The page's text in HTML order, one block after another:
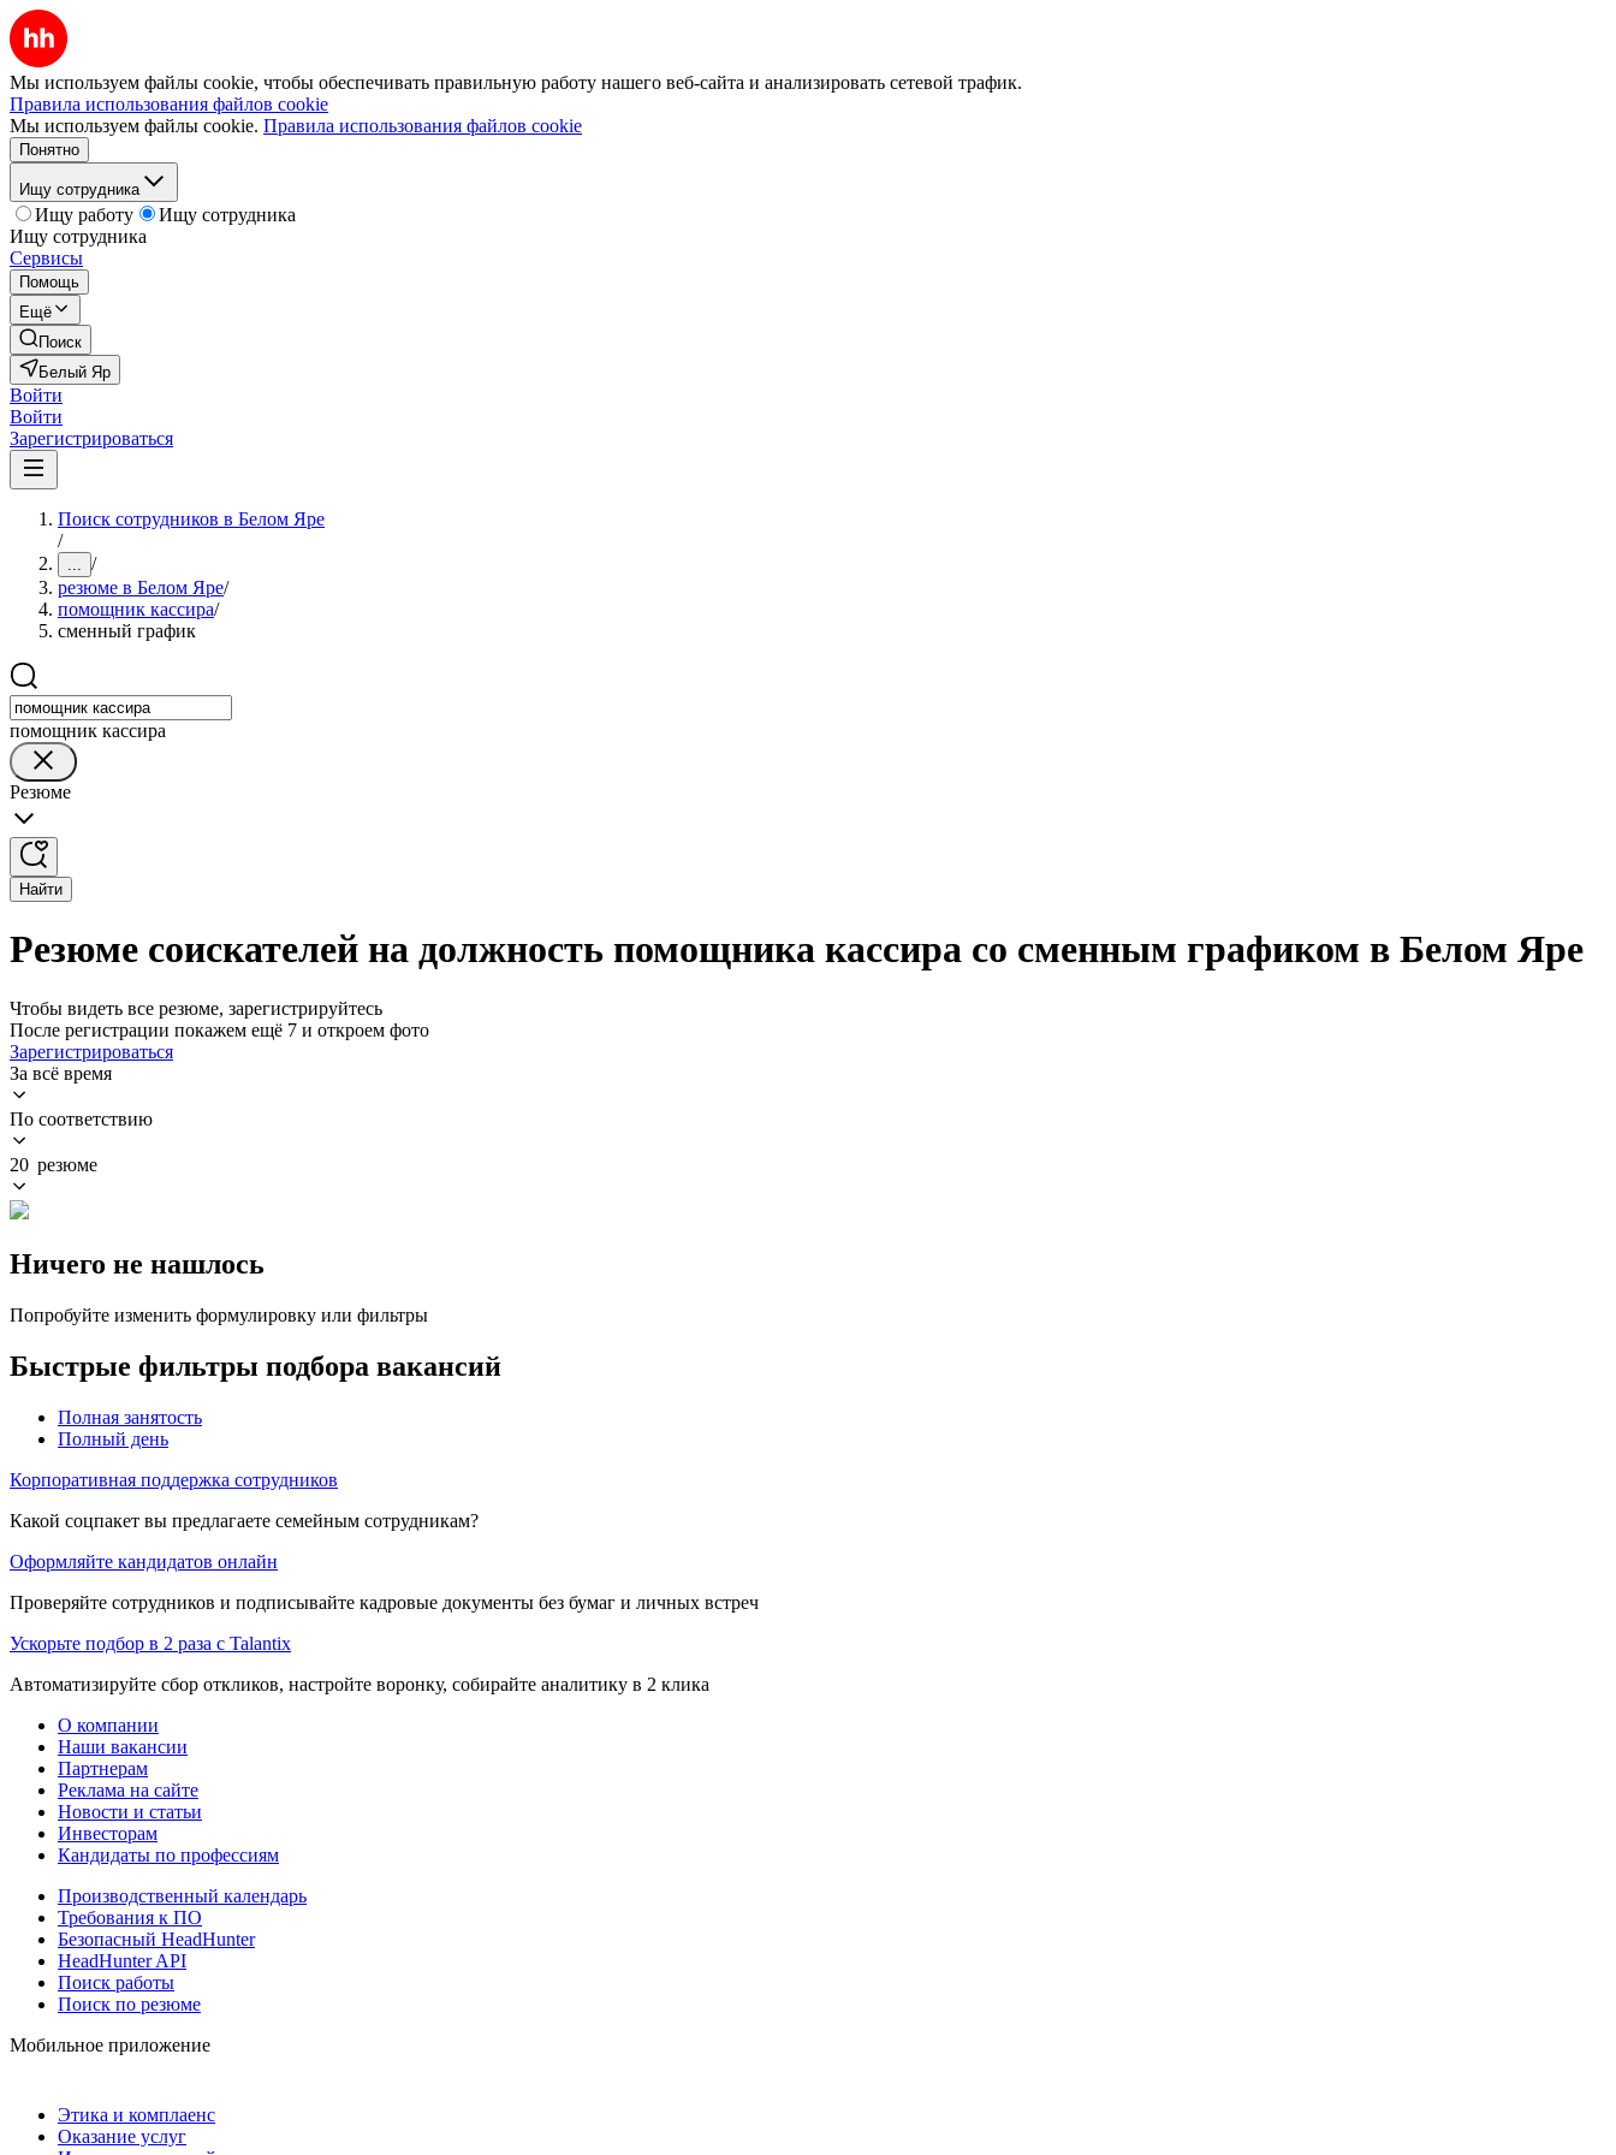
Мы используем файлы cookie, чтобы обеспечивать правильную работу нашего веб-сайта и анализировать сетевой трафик.
Правила использования файлов cookie
Мы используем файлы cookie. Правила использования файлов cookie
Понятно
Ищу сотрудника
Ищу работу
Ищу сотрудника
Ищу сотрудника
Сервисы
Помощь
Ещё
Поиск
Белый Яр
Войти
Войти
Зарегистрироваться
Поиск сотрудников в Белом Яре
/
... /
резюме в Белом Яре/
помощник кассира/
сменный график
помощник кассира
Резюме
Найти
Резюме соискателей на должность помощника кассира со сменным графиком в Белом Яре
Чтобы видеть все резюме, зарегистрируйтесь
После регистрации покажем ещё 7 и откроем фото
Зарегистрироваться
За всё время
По соответствию
20 резюме
Ничего не нашлось
Попробуйте изменить формулировку или фильтры
Быстрые фильтры подбора вакансий
Полная занятость
Полный день
Корпоративная поддержка сотрудников
Какой соцпакет вы предлагаете семейным сотрудникам?
Оформляйте кандидатов онлайн
Проверяйте сотрудников и подписывайте кадровые документы без бумаг и личных встреч
Ускорьте подбор в 2 раза с Talantix
Автоматизируйте сбор откликов, настройте воронку, собирайте аналитику в 2 клика
О компании
Наши вакансии
Партнерам
Реклама на сайте
Новости и статьи
Инвесторам
Кандидаты по профессиям
Производственный календарь
Требования к ПО
Безопасный HeadHunter
HeadHunter API
Поиск работы
Поиск по резюме
Мобильное приложение
Этика и комплаенс
Оказание услуг